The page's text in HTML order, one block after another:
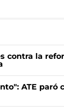
contra la
ATE paró